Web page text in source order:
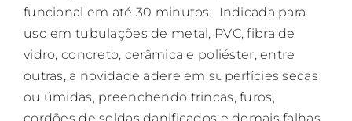
funcional em até 30 minutos. Indicada para
uso em tubulações de metal, PVC, fibra de
vidro, concreto, cerâmica e poliéster, entre
outras, a novidade adere em superfícies secas
ou úmidas, preenchendo trincas, furos,